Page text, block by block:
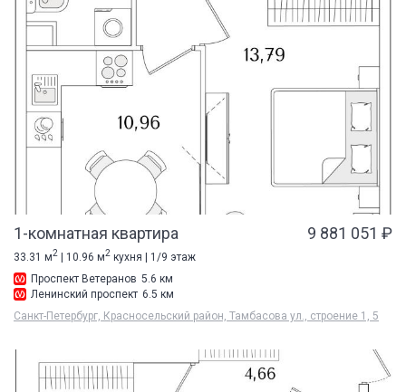
1-комнатная квартира 9 881 051 ₽
33.31 м2 | 10.96 м2 кухня | 1/9 этаж
Проспект Ветеранов 5.6 км
Ленинский проспект 6.5 км
Санкт-Петербург, Красносельский район, Тамбасова ул., строение 1, 5